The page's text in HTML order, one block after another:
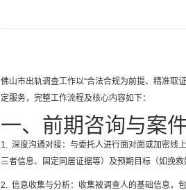
佛山市出轨调查工作以“合法合规为前提、精准取
定服务，完整工作流程及核心内容如下：
一、前期咨询与案
1. 深度沟通对接：与委托人进行面对面或加密线
三者信息、固定同居证据等）及预期目标（如挽
2. 信息收集与分析：收集被调查人的基础信息，